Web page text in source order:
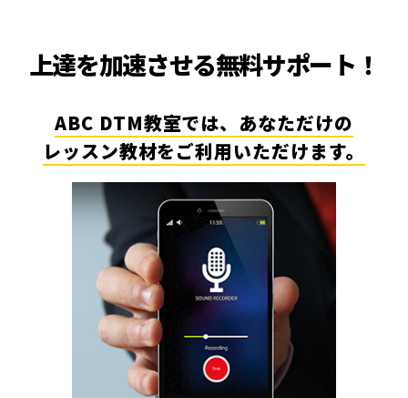
上達を加速させる無料サポート！
ABC DTM教室では、あなただけの
レッスン教材をご利用いただけます。